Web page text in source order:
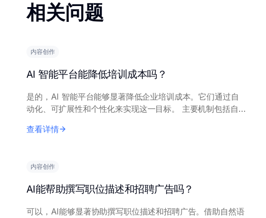
相关问题
内容创作
AI 智能平台能降低培训成本吗？
是的，AI 智能平台能够显著降低企业培训成本。它们通过自
动化、可扩展性和个性化来实现这一目标。 主要机制包括自
资源的依赖。AI 平台可以轻松扩展...
查看详情
内容创作
AI能帮助撰写职位描述和招聘广告吗？
可以，AI能够显著协助撰写职位描述和招聘广告。借助自然语